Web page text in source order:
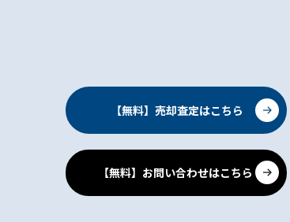
【無料】売却査定はこちら
【無料】お問い合わせはこちら